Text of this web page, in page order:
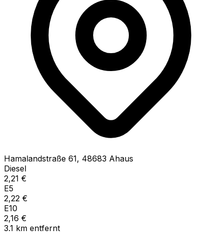
Hamalandstraße 61, 48683 Ahaus
Diesel
2,21 €
E5
2,22 €
E10
2,16 €
3.1 km entfernt